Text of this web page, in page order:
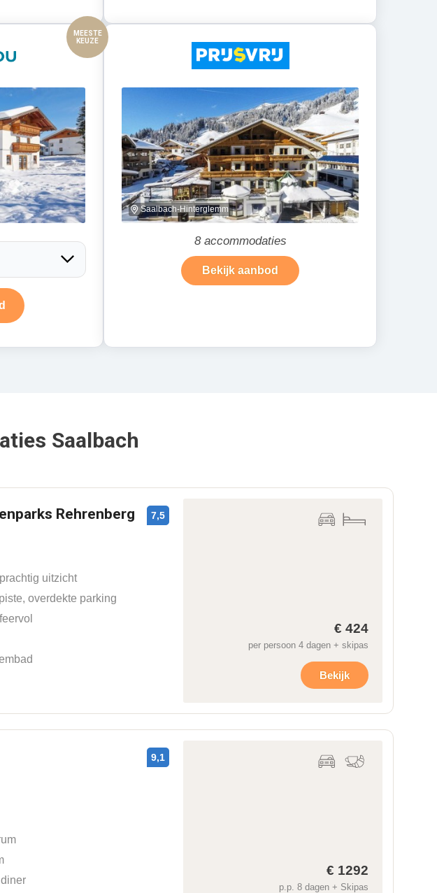
MEESTE
KEUZE
Saalbach-Hinterglemm
8 accommodaties
Bekijk aanbod
Saalbach
Rehrenberg
uitzicht
overdekte parking
7,5
€ 424
per persoon 4 dagen + skipas
Bekijk
9,1
€ 1292
p.p. 8 dagen + Skipas